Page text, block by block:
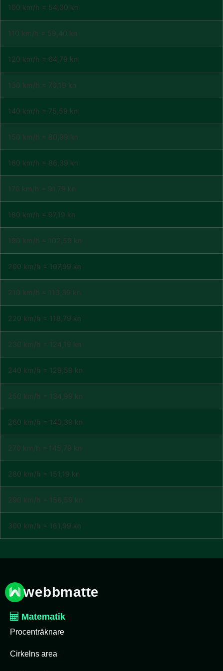
100 km/h = 54,00 kn
110 km/h = 59,40 kn
120 km/h = 64,79 kn
130 km/h = 70,19 kn
140 km/h = 75,59 kn
150 km/h = 80,99 kn
160 km/h = 86,39 kn
170 km/h = 91,79 kn
180 km/h = 97,19 kn
190 km/h = 102,59 kn
200 km/h = 107,99 kn
210 km/h = 113,39 kn
220 km/h = 118,79 kn
230 km/h = 124,19 kn
240 km/h = 129,59 kn
250 km/h = 134,99 kn
260 km/h = 140,39 kn
270 km/h = 145,79 kn
280 km/h = 151,19 kn
290 km/h = 156,59 kn
300 km/h = 161,99 kn
webbmatte
Matematik
Procenträknare
Cirkelns area